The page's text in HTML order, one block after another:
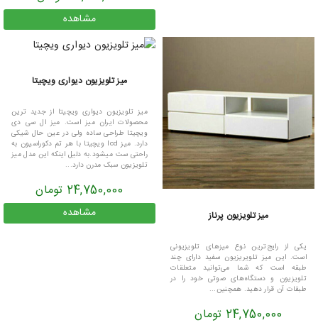
مشاهده
میز تلویزیون پرناز
یکی از رایج‌ترین نوع میزهای تلویزیونی
است. این میز تلویریزیون سفید دارای چند
طبقه است که شما می‌توانید متعلقات
تلویزیون و دستگاه‌های صوتی خود را در
طبقات آن قرار دهید. همچنین...
24,750,000 تومان
میز تلویزیون دیواری ویچیتا
میز تلویزیون دیواری ویچیتا از جدید ترین
محصولات ایران میز است. میز ال سی دی
ویچیتا طراحی ساده ولی در عین حال شیکی
دارد. میز lcd ویچیتا با هر تم دکوراسیون به
راحتی ست میشود.به دلیل اینکه این مدل میز
تلویزیون سبک مدرن دارد...
24,750,000 تومان
مشاهده